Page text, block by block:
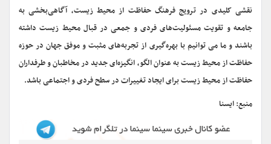
نقشی کلیدی در ترویج فرهنگ حفاظت از محیط زیست، آگاهی‌بخشی به
جامعه و تقویت مسئولیت‌های فردی و جمعی در قبال محیط زیست داشته
باشند و ما می توانیم با بهره‌گیری از تجربه‌های مثبت و موفق جهان در حوزه
حفاظت از محیط زیست به عنوان الگو، انگیزه‌ای جدید در مخاطبان و طرفداران
حفاظت از محیط زیست برای ایجاد تغییرات در سطح فردی و اجتماعی باشد.
منبع: ایسنا